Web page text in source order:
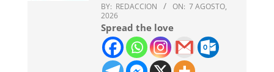
BY: REDACCION ON: 7 AGOSTO,
2026
Spread the love